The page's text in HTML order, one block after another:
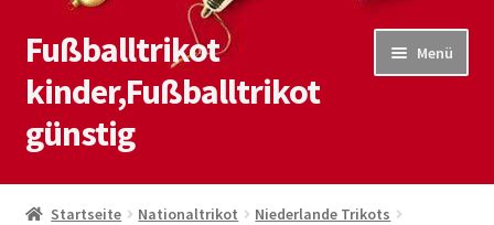
Zur
Navigation
springen
Zum
Inhalt
springen
Fußballtrikot
kinder,Fußballtrikot
günstig
Menü
Start
Startseite Nationaltrikot
Niederlande Trikots